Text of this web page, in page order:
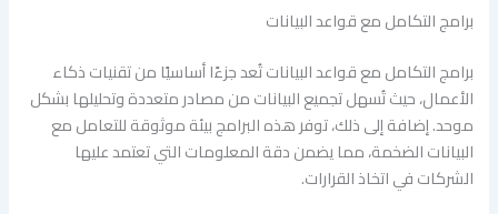
برامج التكامل مع قواعد البيانات
برامج التكامل مع قواعد البيانات تُعد جزءًا أساسيًا من تقنيات ذكاء
الأعمال، حيث تُسهل تجميع البيانات من مصادر متعددة وتحليلها بشكل
موحد. إضافة إلى ذلك، توفر هذه البرامج بيئة موثوقة للتعامل مع
البيانات الضخمة، مما يضمن دقة المعلومات التي تعتمد عليها
الشركات في اتخاذ القرارات.